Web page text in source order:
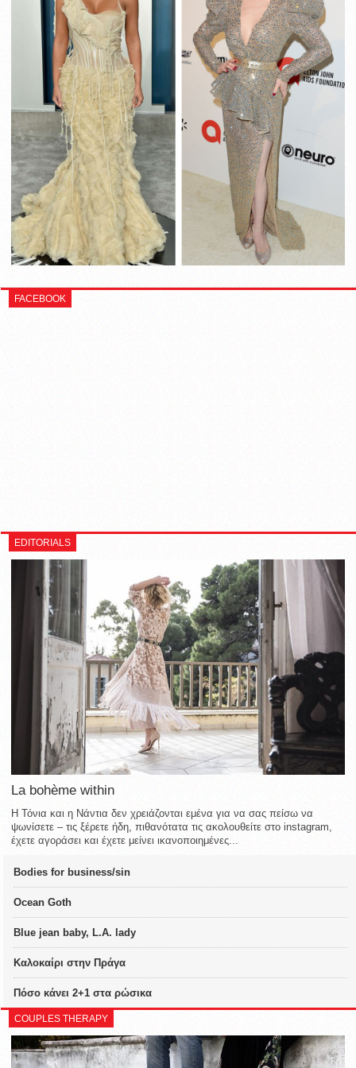
FACEBOOK
EDITORIALS
La bohème within
Η Τόνια και η Νάντια δεν χρειάζονται εμένα για να σας πείσω να
ψωνίσετε – τις ξέρετε ήδη, πιθανότατα τις ακολουθείτε στο instagram,
έχετε αγοράσει και έχετε μείνει ικανοποιημένες...
Bodies for business/sin
Ocean Goth
Blue jean baby, L.A. lady
Καλοκαίρι στην Πράγα
Πόσο κάνει 2+1 στα ρώσικα
COUPLES THERAPY